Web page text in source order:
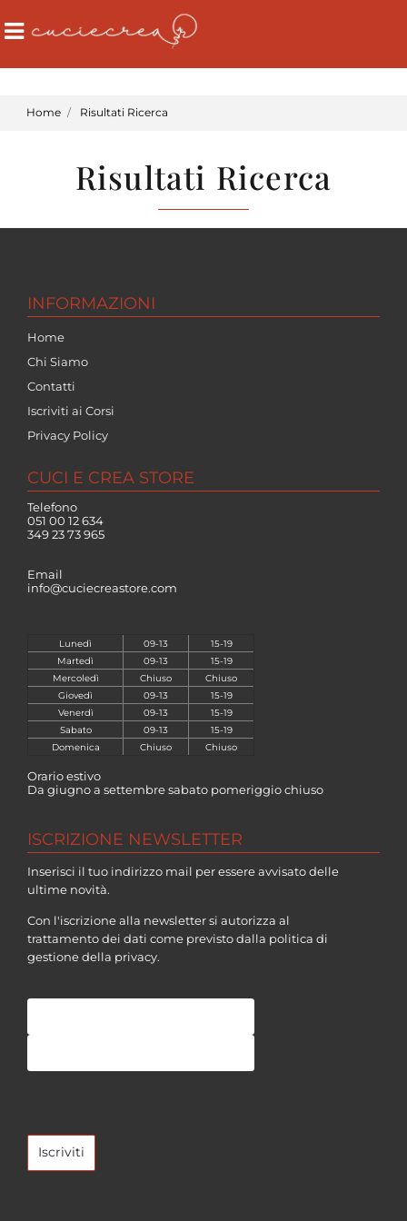
Open
Home Risultati Ricerca
Risultati Ricerca
INFORMAZIONI
Home
Chi Siamo
Contatti
Iscriviti ai Corsi
Privacy Policy
CUCI E CREA STORE
Telefono
051 00 12 634
349 23 73 965
Email
info@cuciecreastore.com
Lunedì 09-13
15-19
Martedì
09-13
15-19
Mercoledì
Chiuso
Chiuso
Giovedì
09-13
15-19
Venerdì
09-13
15-19
Sabato
09-13
15-19
Domenica
Chiuso Chiuso
Orario estivo
Da giugno a settembre sabato pomeriggio chiuso
ISCRIZIONE NEWSLETTER
Inserisci il tuo indirizzo mail per essere avvisato delle
ultime novità.
Con l'iscrizione alla newsletter si autorizza al
trattamento dei dati come previsto dalla politica di
gestione della privacy.